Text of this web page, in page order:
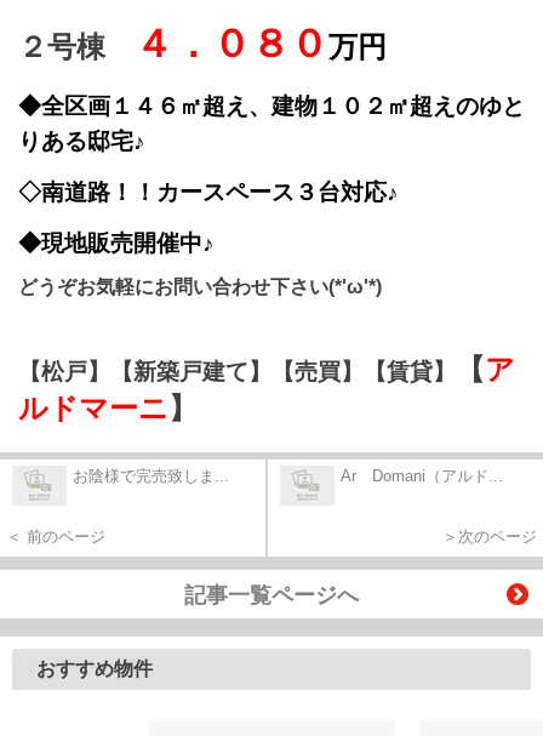
２号棟 ４．０８０ 万円
◆全区画１４６㎡超え、建物１０２㎡超えのゆと
りある邸宅♪
◇南道路！！カースペース３台対応♪
◆現地販売開催中♪
どうぞお気軽にお問い合わせ下さい(*'ω'*)
【松戸】【新築戸建て】【売買】【賃貸】 【ア
ルドマーニ 】
お陰様で完売致しま...
＜ 前のページ
Ar Domani（アルド...
＞次のページ
記事一覧ページへ
おすすめ物件